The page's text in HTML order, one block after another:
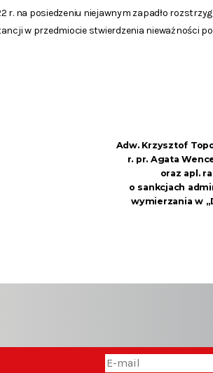
r. na posiedzeniu niejawnym zapadło
w przedmiocie stwierdzenia nieważności
Adw. Krzysztof
r. pr. Agata
oraz apl.
o sankcjach
wymierzania w